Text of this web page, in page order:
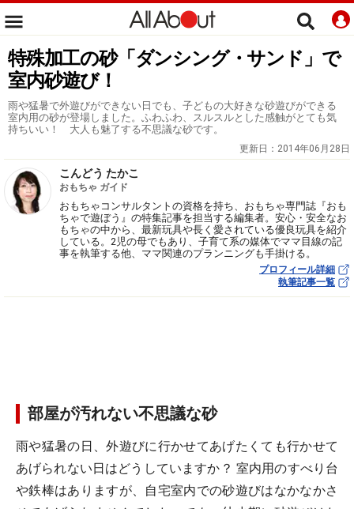
特殊加工の砂「ダンシング・サンド」で
室内砂遊び！
雨や猛暑で外遊びができない日でも、子どもの大好きな砂遊びができる
室内用の砂が登場しました。ふわふわ、スルスルとした感触がとても気
持ちいい！ 大人も魅了する不思議な砂です。
更新日： 2014年06月28日
こんどう たかこ
おもちゃ ガイド
おもちゃコンサルタントの資格を持ち、おもちゃ専門誌『おも
ちゃで遊ぼう』の特集記事を担当する編集者。安心・安全なお
もちゃの中から、最新玩具や長く愛されている優良玩具を紹介
している。2児の母でもあり、子育て系の媒体でママ目線の記
事を執筆する他、ママ関連のプランニングも手掛ける。
プロフィール詳細
執筆記事一覧
部屋が汚れない不思議な砂
雨や猛暑の日、外遊びに行かせてあげたくても行かせて
あげられない日はどうしていますか？ 室内用のすべり台
や鉄棒はありますが、自宅室内での砂遊びはなかなかさ